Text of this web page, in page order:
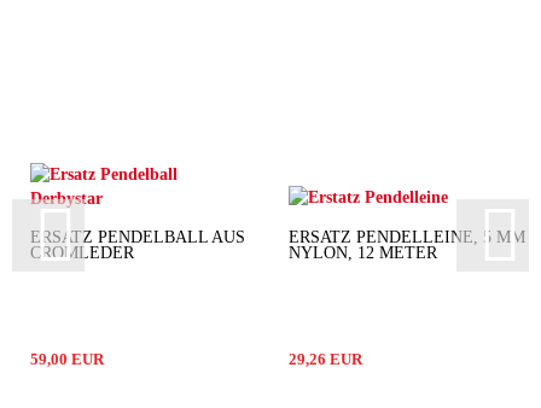
ERSATZ PENDELBALL AUS
CROMLEDER
59,00 EUR
ERSATZ PENDELLEINE, 5 MM
NYLON, 12 METER
29,26 EUR